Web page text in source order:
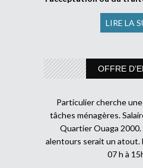
LIRE LA
OFFRE
Particulier cherche
tâches ménagères.
Quartier Ouaga
alentours serait un atout.
07 h à